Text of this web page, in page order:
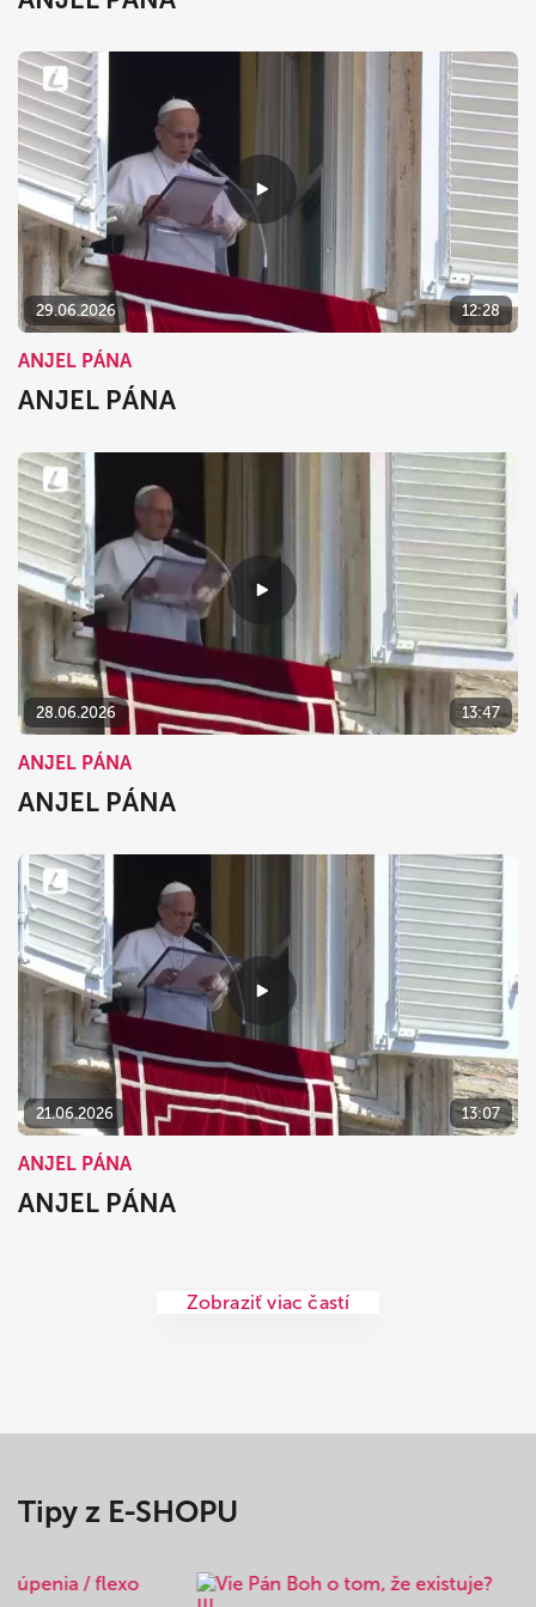
29.06.2026 12:28
ANJEL PÁNA
ANJEL PÁNA
28.06.2026 13:47
ANJEL PÁNA
ANJEL PÁNA
21.06.2026 13:07
ANJEL PÁNA
ANJEL PÁNA
Zobraziť viac častí
Tipy z E-SHOPU